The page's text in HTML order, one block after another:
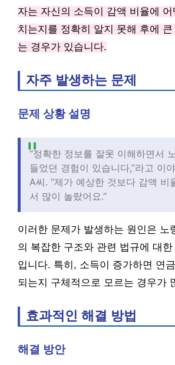
자는 자신의 소득이 감액 비율에 어
치는지를 정확히 알지 못해 후에
는 경우가 있습니다.
자주 발생하는 문제
문제 상황 설명
“정확한 정보를 잘못 이해하면서
들었던 경험이 있습니다,”라고 이
A씨. “제가 예상한 것보다 감액 비
서 많이 놀랐어요.”
이러한 문제가 발생하는 원인은 노
의 복잡한 구조와 관련 법규에 대
입니다. 특히, 소득이 증가하면 연
되는지 구체적으로 모르는 경우가
효과적인 해결 방법
해결 방안